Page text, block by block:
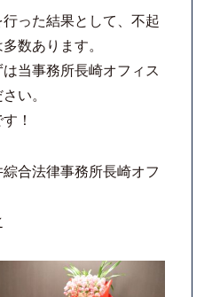
った結果として、不起
数あります。
当事務所長崎オフィス
い。
！
合法律事務所長崎オフ